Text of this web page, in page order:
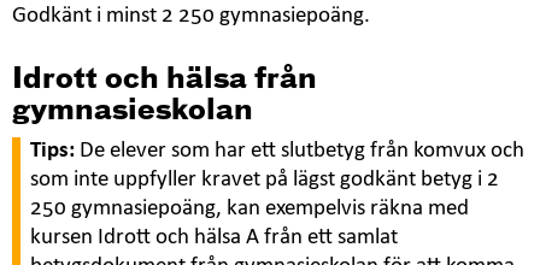
Godkänt i minst 2 250 gymnasiepoäng.
Idrott och hälsa från
gymnasieskolan
Tips: De elever som har ett slutbetyg från komvux och
som inte uppfyller kravet på lägst godkänt betyg i 2
250 gymnasiepoäng, kan exempelvis räkna med
kursen Idrott och hälsa A från ett samlat